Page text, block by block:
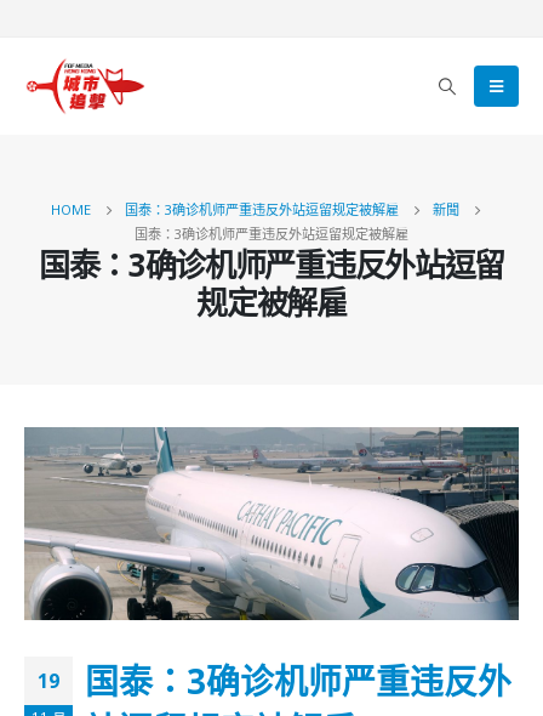
HOME 国泰：3确诊机师严重违反外站逗留规定被解雇
新聞
国泰：3确诊机师严重违反外站逗留规定被解雇
国泰：3确诊机师严重违反外站逗留
规定被解雇
19
国泰：3确诊机师严重违反外